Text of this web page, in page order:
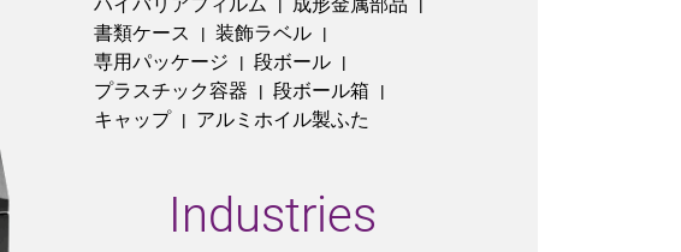
| |
書類ケース | 装飾ラベル |
専用パッケージ | 段ボール |
プラスチック容器 | 段ボール箱 |
キャップ | アルミホイル製ふた
Industries